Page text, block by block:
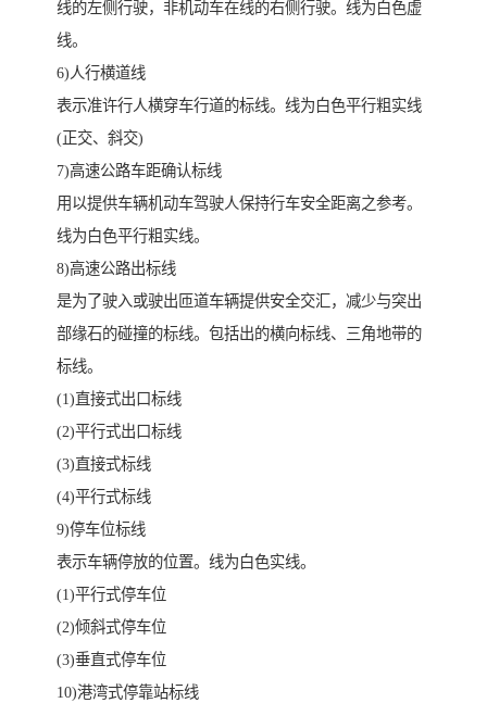
线的左侧行驶，非机动车在线的右侧行驶。线为白色虚
线。
6)人行横道线
表示准许行人横穿车行道的标线。线为白色平行粗实线
(正交、斜交)
7)高速公路车距确认标线
用以提供车辆机动车驾驶人保持行车安全距离之参考。
线为白色平行粗实线。
8)高速公路出标线
是为了驶入或驶出匝道车辆提供安全交汇，减少与突出
部缘石的碰撞的标线。包括出的横向标线、三角地带的
标线。
(1)直接式出口标线
(2)平行式出口标线
(3)直接式标线
(4)平行式标线
9)停车位标线
表示车辆停放的位置。线为白色实线。
(1)平行式停车位
(2)倾斜式停车位
(3)垂直式停车位
10)港湾式停靠站标线